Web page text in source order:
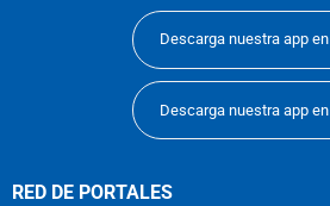
Descarga nuestra app en
Descarga nuestra app en
RED DE PORTALES